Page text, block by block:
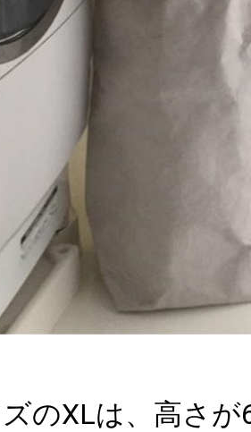
のXLは、高さ